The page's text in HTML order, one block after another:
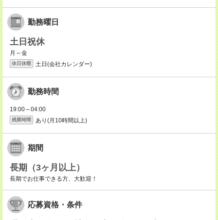
勤務曜日
土日祝休
月～金
休日休暇 土日(会社カレンダー)
勤務時間
19:00～04:00
残業時間 あり(月10時間以上)
期間
長期（3ヶ月以上）
長期でお仕事できる方、大歓迎！
応募資格・条件